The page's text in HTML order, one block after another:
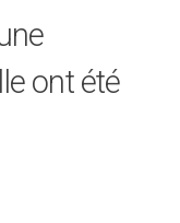
ont été